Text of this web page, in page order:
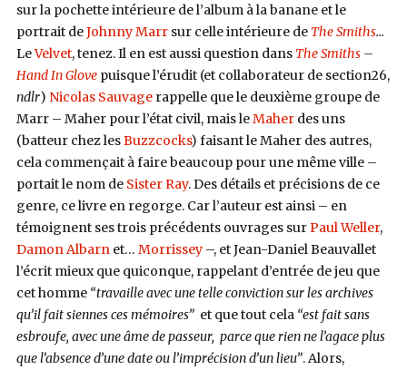
sur la pochette intérieure de l’album à la banane et le
portrait deJohnny Marrsur celle intérieure de The Smiths…
LeVelvet, tenez. Il en est aussi question dans The Smiths–
Hand In Glovepuisque l’érudit (et collaborateur de section26,
ndlr) Nicolas Sauvagerappelle que le deuxième groupe de
Marr – Maher pour l’état civil, mais leMaherdes uns
(batteur chez lesBuzzcocks) faisant le Maher des autres,
cela commençait à faire beaucoup pour une même ville –
portait le nom de Sister Ray. Des détails et précisions de ce
genre, ce livre en regorge. Car l’auteur est ainsi – en
témoignent ses trois précédents ouvrages surPaul Weller,
Damon Albarnet… Morrissey–, et Jean-Daniel Beauvallet
l’écrit mieux que quiconque, rappelant d’entrée de jeu que
cet homme “travaille avec une telle conviction sur les archives
qu’il fait siennes ces mémoires”et que tout cela “est fait sans
esbroufe, avec une âme de passeur, parce que rien ne l’agace plus
que l’absence d’une date ou l’imprécision d’un lieu”. Alors,